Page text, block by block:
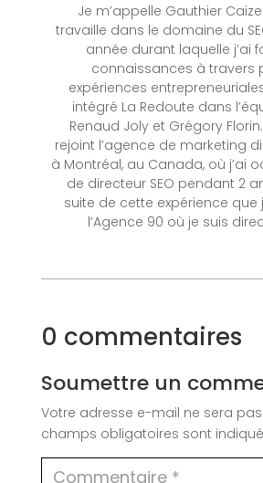
Je m’appelle Gauthier
travaille dans le domaine du
année durant laquelle j’ai
connaissances à travers
expériences entrepreneuriales.
intégré La Redoute dans
Renaud Joly et Grégory
rejoint l’agence de marketing
à Montréal, au Canada, où j’ai
de directeur SEO pendant 2
suite de cette expérience que
l’Agence 90 où je suis
0 commentaires
Soumettre un
Votre adresse e-mail ne sera
champs obligatoires sont